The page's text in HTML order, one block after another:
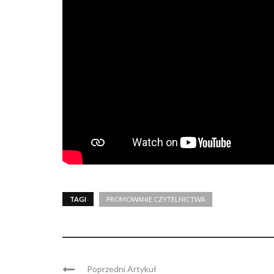
TAGI PROMOWANIE CZYTELNICTWA
Poprzedni Artykuł